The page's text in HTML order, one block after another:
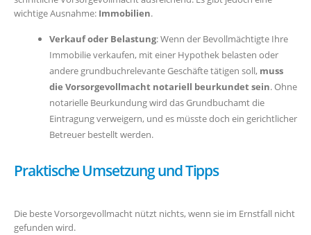
wichtige Ausnahme: Immobilien.
Verkauf oder Belastung: Wenn der Bevollmächtigte Ihre
Immobilie verkaufen, mit einer Hypothek belasten oder
andere grundbuchrelevante Geschäfte tätigen soll, muss
die Vorsorgevollmacht notariell beurkundet sein. Ohne
notarielle Beurkundung wird das Grundbuchamt die
Eintragung verweigern, und es müsste doch ein gerichtlicher
Betreuer bestellt werden.
Praktische Umsetzung und Tipps
Die beste Vorsorgevollmacht nützt nichts, wenn sie im Ernstfall nicht
gefunden wird.